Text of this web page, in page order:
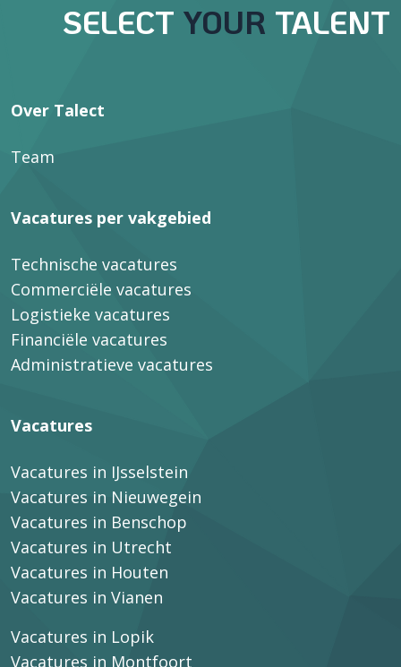
SELECT YOUR TALENT
Over Talect
Team
Vacatures per vakgebied
Technische vacatures
Commerciële vacatures
Logistieke vacatures
Financiële vacatures
Administratieve vacatures
Vacatures
Vacatures in IJsselstein
Vacatures in Nieuwegein
Vacatures in Benschop
Vacatures in Utrecht
Vacatures in Houten
Vacatures in Vianen
Vacatures in Lopik
Vacatures in Montfoort